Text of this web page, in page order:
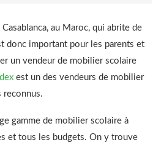
au Maroc, qui abrite de
donc important pour les parents et
un vendeur de mobilier scolaire
est un des vendeurs de mobilier
reconnus.
gamme de mobilier scolaire à
et tous les budgets. On y trouve